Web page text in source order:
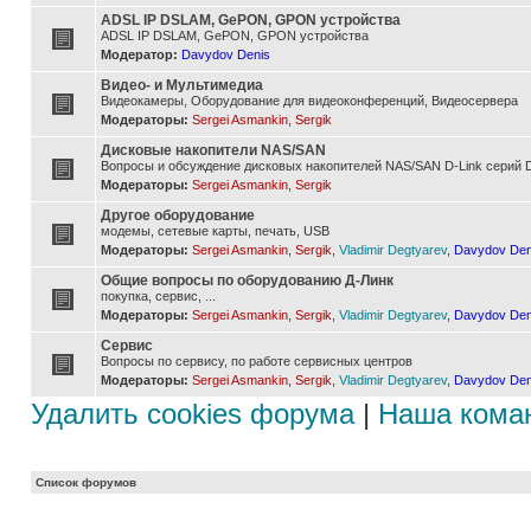
ADSL IP DSLAM, GePON, GPON устройства
ADSL IP DSLAM, GePON, GPON устройства
Модератор: Davydov Denis
Видео- и Мультимедиа
Видеокамеры, Оборудование для видеоконференций, Видеосервера
Модераторы: Sergei Asmankin Sergik
Дисковые накопители NAS/SAN
Вопросы и обсуждение дисковых накопителей NAS/SAN D-Link серий
Модераторы: Sergei Asmankin Sergik
Другое оборудование
модемы, сетевые карты, печать, USB
Модераторы: Sergei Asmankin Sergik Vladimir Degtyarev, Davydov
Общие вопросы по оборудованию Д-Линк
покупка, сервис, ...
Модераторы: Sergei Asmankin Sergik Vladimir Degtyarev, Davydov
Сервис
Вопросы по сервису, по работе сервисных центров
Модераторы: Sergei Asmankin Sergik Vladimir Degtyarev, Davydov
Удалить cookies форума| Наша
Список форумов